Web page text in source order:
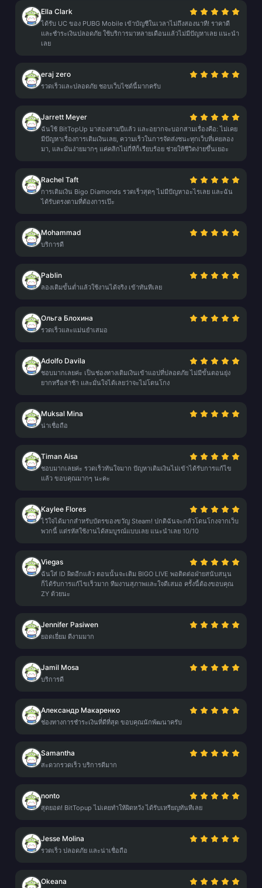
Ella Clark
ได้รับ UC ของ PUBG Mobile เข้าบัญชีในเวลาไม่ถึงสองนาที! ราคาดี
และชำระเงินปลอดภัย ใช้บริการมาหลายเดือนแล้วไม่มีปัญหาเลย แนะนำ
เลย
eraj zero
รวดเร็วและปลอดภัย ชอบเว็บไซต์นี้มากครับ
Jarrett Meyer
ฉันใช้ BitTopUp มาสองสามปีแล้ว และอยากจะบอกสามเรื่องคือ: ไม่เคย
มีปัญหาเรื่องการเติมเงินเลย, ความเร็วในการจัดส่งชนะทุกเว็บที่เคยลอง
มา, และมันง่ายมากๆ แค่คลิกไม่กี่ทีก็เรียบร้อย ช่วยให้ชีวิตง่ายขึ้นเยอะ
Rachel Taft
การเติมเงิน Bigo Diamonds รวดเร็วสุดๆ ไม่มีปัญหาอะไรเลย และฉัน
ได้รับตรงตามที่ต้องการเป๊ะ
Mohammad
บริการดี
Pablin
ลองเติมขั้นต่ำแล้วใช้งานได้จริง เข้าทันทีเลย
Ольга Блохина
รวดเร็วและแม่นยำเสมอ
Adolfo Davila
ชอบมากเลยค่ะ เป็นช่องทางเติมเงินเข้าแอปที่ปลอดภัย ไม่มีขั้นตอนยุ่ง
ยากหรือล่าช้า และมั่นใจได้เลยว่าจะไม่โดนโกง
Muksal Mina
น่าเชื่อถือ
Timan Aisa
ชอบมากเลยค่ะ รวดเร็วทันใจมาก ปัญหาเติมเงินไม่เข้าได้รับการแก้ไข
แล้ว ขอบคุณมากๆ นะคะ
Kaylee Flores
ไว้ใจได้มากสำหรับบัตรของขวัญ Steam! ปกติฉันจะกลัวโดนโกงจากเว็บ
พวกนี้ แต่รหัสใช้งานได้สมบูรณ์แบบเลย แนะนำเลย 10/10
Viegas
ฉันใส่ ID ผิดอีกแล้ว ตอนนั้นจะเติม BIGO LIVE พอติดต่อฝ่ายสนับสนุน
ก็ได้รับการแก้ไขเร็วมาก ทีมงานสุภาพและใจดีเสมอ ครั้งนี้ต้องขอบคุณ
ZY ด้วยนะ
Jennifer Pasiwen
ยอดเยี่ยม ดีงามมาก
Jamil Mosa
บริการดี
Александр Макаренко
ช่องทางการชำระเงินที่ดีที่สุด ขอบคุณนักพัฒนาครับ
Samantha
สะดวกรวดเร็ว บริการดีมาก
nonto
สุดยอด! BitTopup ไม่เคยทำให้ผิดหวัง ได้รับเหรียญทันทีเลย
Jesse Molina
รวดเร็ว ปลอดภัย และน่าเชื่อถือ
Okeana